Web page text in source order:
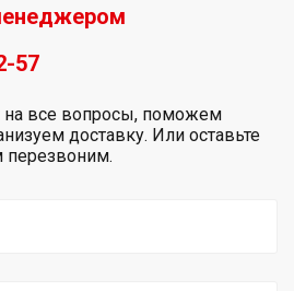
57
на все вопросы, поможем
доставку. Или оставьте